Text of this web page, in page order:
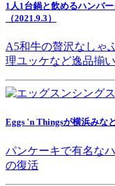
1人1台鍋と飲めるハンバ
（2021.9.3）
A5和牛の贅沢なしゃ
理ユッケなど逸品揃い
Eggs 'n Thingsが横浜みな
パンケーキで有名な
の復活